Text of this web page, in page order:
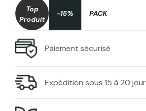
Top
Produit
-15% PACK
Paiement sécurisé
Expédition sous 15 à 20